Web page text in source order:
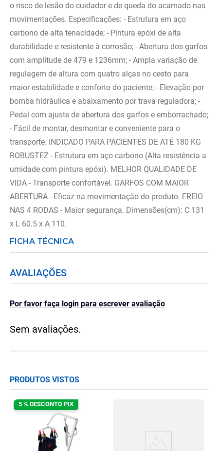
o risco de lesão do cuidador e de queda do acamado nas
movimentações. Especificações: - Estrutura em aço
carbono de alta tenacidade; - Pintura epóxi de alta
durabilidade e resistente à corrosão; - Abertura dos garfos
com amplitude de 479 e 1236mm; - Ampla variação de
regulagem de altura com quatro alças no cesto para
maior estabilidade e conforto do paciente; - Elevação por
bomba hidráulica e abaixamento por trava reguladora; -
Pedal com ajuste de abertura dos garfos e emborrachado;
- Fácil de montar, desmontar e conveniente para o
transporte. INDICADO PARA PACIENTES DE ATÉ 180 KG
ROBUSTEZ - Estrutura em aço carbono (Alta resistência a
umidade com pintura epóxi). MELHOR QUALIDADE DE
VIDA - Transporte confortável. GARFOS COM MAIOR
ABERTURA - Eficaz na movimentação do produto. FREIO
NAS 4 RODAS - Maior segurança. Dimensões(cm): C 131
x L 60.5 x A 110.
FICHA TÉCNICA
AVALIAÇÕES
Por favor faça login para escrever avaliação
Sem avaliações.
PRODUTOS VISTOS
5 % DESCONTO PIX